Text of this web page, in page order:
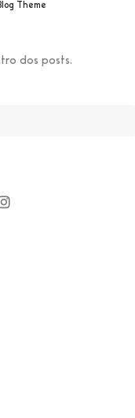
Theme
dos posts.